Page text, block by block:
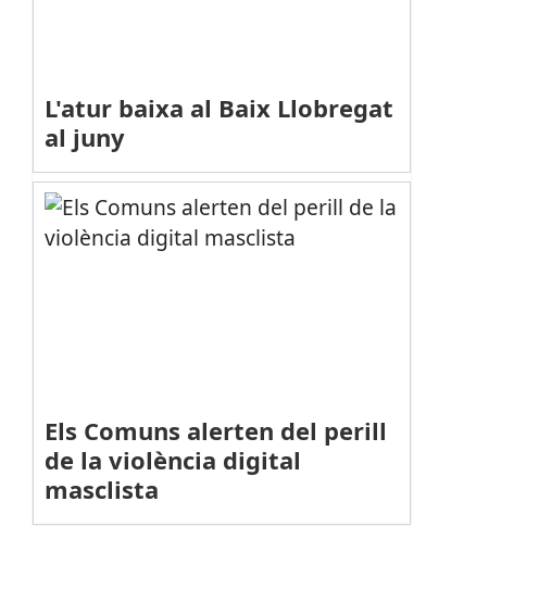
L'atur baixa al Baix Llobregat
al juny
Els Comuns alerten del perill
de la violència digital
masclista